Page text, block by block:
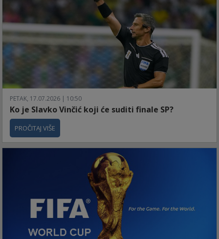
PETAK, 17.07.2026 | 10:50
Ko je Slavko Vinčić koji će suditi finale SP?
PROČITAJ VIŠE